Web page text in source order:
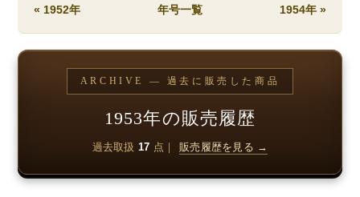
« 1952年 年号一覧 1954年 »
ARCHIVE — 過去に販売した商品
1953年の販売履歴
過去取扱 17 点｜ 販売履歴を見る →